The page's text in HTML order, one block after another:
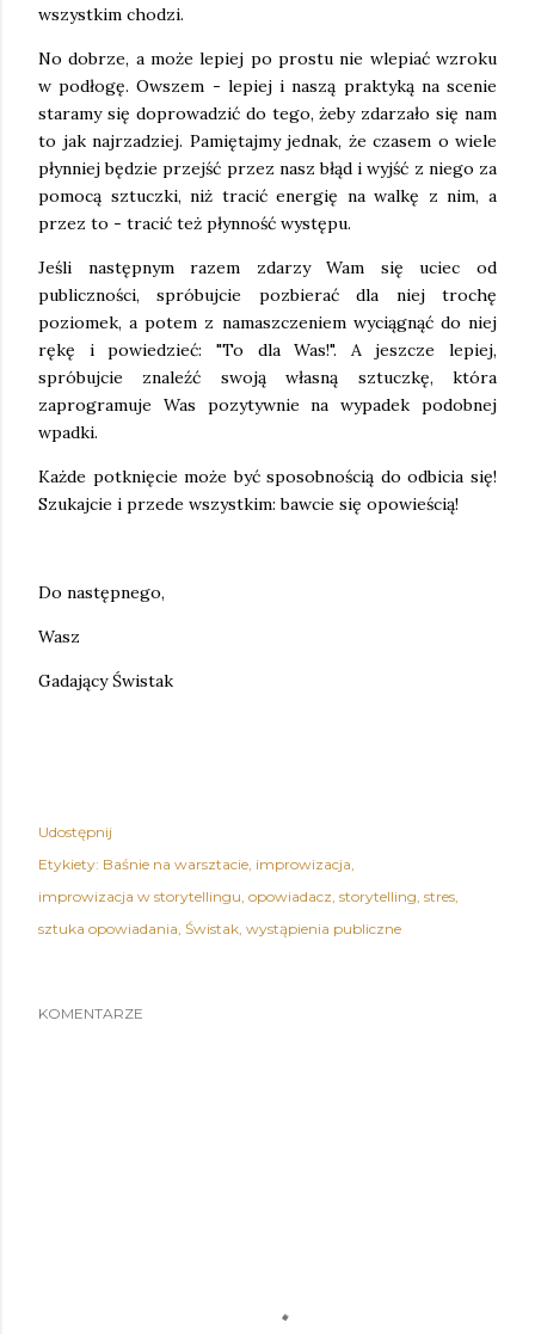
wszystkim chodzi.
No dobrze, a może lepiej po prostu nie wlepiać wzroku
w podłogę. Owszem - lepiej i naszą praktyką na scenie
staramy się doprowadzić do tego, żeby zdarzało się nam
to jak najrzadziej. Pamiętajmy jednak, że czasem o wiele
płynniej będzie przejść przez nasz błąd i wyjść z niego za
pomocą sztuczki, niż tracić energię na walkę z nim, a
przez to - tracić też płynność występu.
Jeśli następnym razem zdarzy Wam się uciec od
publiczności, spróbujcie pozbierać dla niej trochę
poziomek, a potem z namaszczeniem wyciągnąć do niej
rękę i powiedzieć: "To dla Was!". A jeszcze lepiej,
spróbujcie znaleźć swoją własną sztuczkę, która
zaprogramuje Was pozytywnie na wypadek podobnej
wpadki.
Każde potknięcie może być sposobnością do odbicia się!
Szukajcie i przede wszystkim: bawcie się opowieścią!
Do następnego,
Wasz
Gadający Świstak
Udostępnij
Etykiety: Baśnie na warsztacie improwizacja
improwizacja w storytellingu opowiadacz storytelling stres
sztuka opowiadania Świstak wystąpienia publiczne
KOMENTARZE